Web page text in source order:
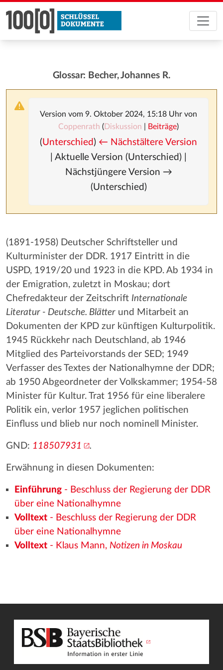
Glossar: Becher, Johannes R.
Version vom 9. Oktober 2024, 15:18 Uhr von
Coppenrath (Diskussion Beiträge)
(Unterschied ) ← Nächstältere Version
| Aktuelle Version (Unterschied) |
Nächstjüngere Version →
(Unterschied)
(1891-1958) Deutscher Schriftsteller und
Kulturminister der DDR. 1917 Eintritt in die
USPD, 1919/20 und 1923 in die KPD. Ab 1934 in
der Emigration, zuletzt in Moskau; dort
Chefredakteur der Zeitschrift Internationale
Literatur - Deutsche. Blätter und Mitarbeit an
Dokumenten der KPD zur künftigen Kulturpolitik.
1945 Rückkehr nach Deutschland, ab 1946
Mitglied des Parteivorstands der SED; 1949
Verfasser des Textes der Nationalhymne der DDR;
ab 1950 Abgeordneter der Volkskammer; 1954-58
Minister für Kultur. Trat 1956 für eine liberalere
Politik ein, verlor 1957 jeglichen politischen
Einfluss und blieb nur noch nominell Minister.
GND: 118507931 .
Erwähnung in diesen Dokumenten:
Einführung- Beschluss der Regierung der DDR
über eine Nationalhymne
Volltext- Beschluss der Regierung der DDR
über eine Nationalhymne
Volltext- Klaus Mann, Notizen in Moskau